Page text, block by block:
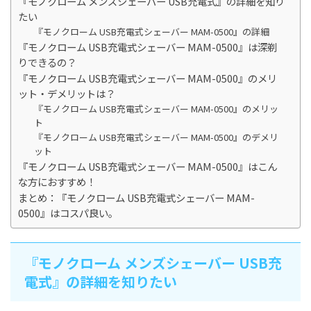
たい
『モノクローム USB充電式シェーバー MAM-0500』の詳細
『モノクローム USB充電式シェーバー MAM-0500』は深剃
りできるの？
『モノクローム USB充電式シェーバー MAM-0500』のメリ
ット・デメリットは？
『モノクローム USB充電式シェーバー MAM-0500』のメリッ
ト
『モノクローム USB充電式シェーバー MAM-0500』のデメリ
ット
『モノクローム USB充電式シェーバー MAM-0500』はこん
な方におすすめ！
まとめ：『モノクローム USB充電式シェーバー MAM-
0500』はコスパ良い。
『モノクローム メンズシェーバー USB充
電式』の詳細を知りたい